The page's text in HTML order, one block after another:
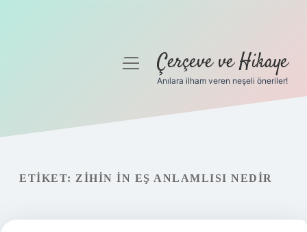
Gizlilik Politikası
menüyüÇerçeve ve Hikaye
Anılara ilham veren neşeli öneriler!
ETIKET: ZIHIN IN EŞ ANLAMLISI NEDIR